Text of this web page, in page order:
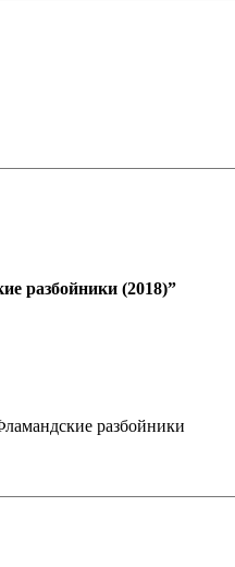
разбойники (2018)”
разбойники